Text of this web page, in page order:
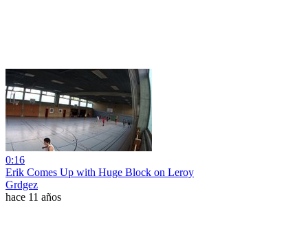
0:16
Erik Comes Up with Huge Block on Leroy
Grdgez
hace 11 años